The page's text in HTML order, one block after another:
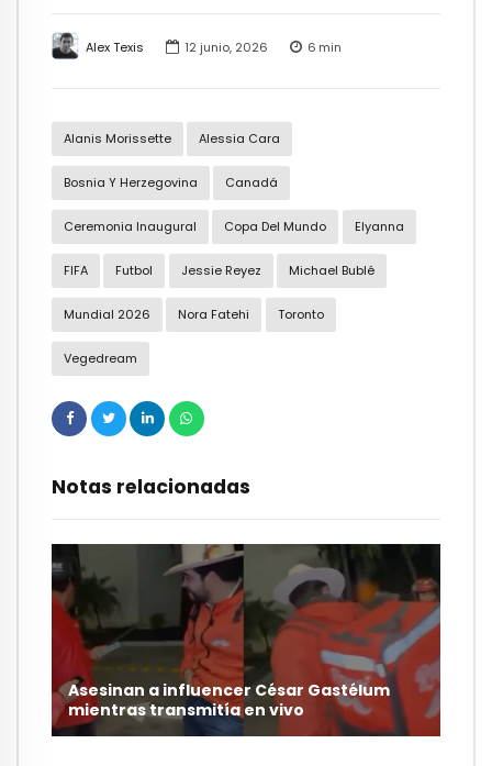
Alex Texis 12 junio, 2026 6 min
Alanis Morissette Alessia Cara
Bosnia Y Herzegovina Canadá
Ceremonia Inaugural Copa Del Mundo Elyanna
FIFA Futbol Jessie Reyez Michael Bublé
Mundial 2026 Nora Fatehi Toronto
Vegedream
Notas relacionadas
Asesinan a influencer César Gastélum
mientras transmitía en vivo